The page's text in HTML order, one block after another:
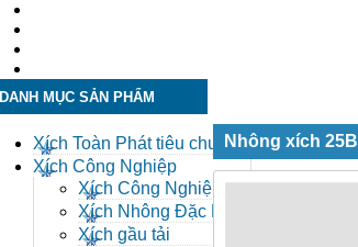
DANH MỤC SẢN PHẨM
Xích Toàn Phát tiêu chuẩn
ANSI
Xích Công Nghiệp
Xích Công Nghiệp -
Xich Cong Nghiep
Xích Nhông Đặc Biệt
Xích gầu tải
Nhông xích 25B